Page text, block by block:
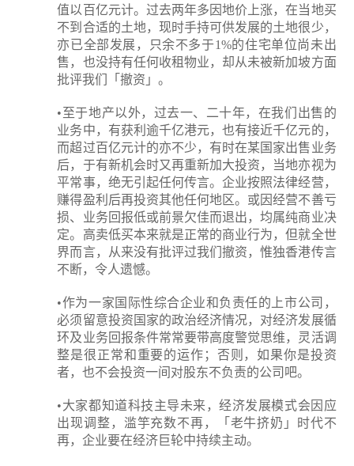
值以百亿元计。过去两年多因地价上涨，在当地买
不到合适的土地，现时手持可供发展的土地很少，
亦已全部发展，只余不多于1%的住宅单位尚未出
售，也没持有任何收租物业，却从未被新加坡方面
批评我们「撤资」。
•至于地产以外，过去一、二十年，在我们出售的
业务中，有获利逾千亿港元，也有接近千亿元的，
而超过百亿元计的亦不少，有时在某国家出售业务
后，于有新机会时又再重新加大投资，当地亦视为
平常事，绝无引起任何传言。企业按照法律经营，
赚得盈利后再投资其他任何地区。或因经营不善亏
损、业务回报低或前景欠佳而退出，均属纯商业决
定。高卖低买本来就是正常的商业行为，但就全世
界而言，从来没有批评过我们撤资，惟独香港传言
不断，令人遗憾。
•作为一家国际性综合企业和负责任的上市公司，
必须留意投资国家的政治经济情况，对经济发展循
环及业务回报条件常常要带高度警觉思维，灵活调
整是很正常和重要的运作；否则，如果你是投资
者，也不会投资一间对股东不负责的公司吧。
•大家都知道科技主导未来，经济发展模式会因应
出现调整，滥竽充数不再，「老牛挤奶」时代不
再，企业要在经济巨轮中持续主动。